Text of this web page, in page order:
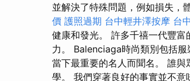
並解決了特殊問題，例如損失，
價 護照過期 台中輕井澤按摩 台
健康和發光。 許多千禧一代豐
力。 Balenciaga時尚類別包括
當下最重要的名人而聞名。 誰
學。 我們穿著良好的事實並不